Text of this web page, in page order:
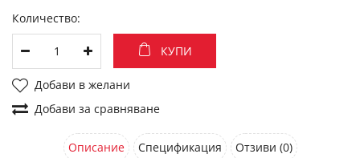
Количество:
КУПИ
Добави в желани
Добави за сравняване
Описание Спецификация Отзиви (0)